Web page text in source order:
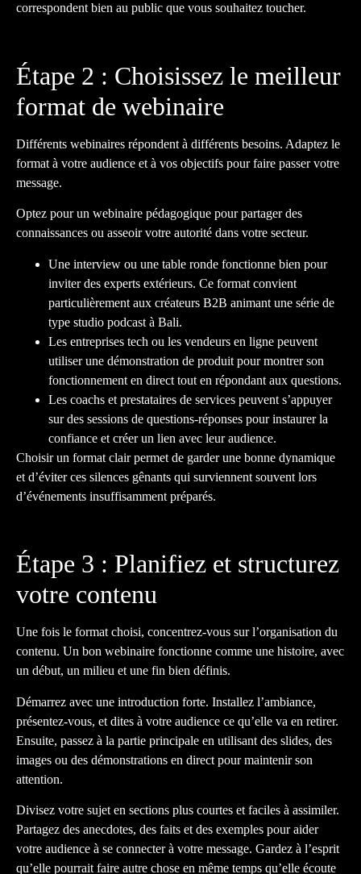
correspondent bien au public que vous souhaitez toucher.
Étape 2 : Choisissez le meilleur
format de webinaire
Différents webinaires répondent à différents besoins. Adaptez le
format à votre audience et à vos objectifs pour faire passer votre
message.
Optez pour un webinaire pédagogique pour partager des
connaissances ou asseoir votre autorité dans votre secteur.
Une interview ou une table ronde fonctionne bien pour
inviter des experts extérieurs. Ce format convient
particulièrement aux créateurs B2B animant une série de
type studio podcast à Bali.
Les entreprises tech ou les vendeurs en ligne peuvent
utiliser une démonstration de produit pour montrer son
fonctionnement en direct tout en répondant aux questions.
Les coachs et prestataires de services peuvent s’appuyer
sur des sessions de questions-réponses pour instaurer la
confiance et créer un lien avec leur audience.
Choisir un format clair permet de garder une bonne dynamique
et d’éviter ces silences gênants qui surviennent souvent lors
d’événements insuffisamment préparés.
Étape 3 : Planifiez et structurez
votre contenu
Une fois le format choisi, concentrez-vous sur l’organisation du
contenu. Un bon webinaire fonctionne comme une histoire, avec
un début, un milieu et une fin bien définis.
Démarrez avec une introduction forte. Installez l’ambiance,
présentez-vous, et dites à votre audience ce qu’elle va en retirer.
Ensuite, passez à la partie principale en utilisant des slides, des
images ou des démonstrations en direct pour maintenir son
attention.
Divisez votre sujet en sections plus courtes et faciles à assimiler.
Partagez des anecdotes, des faits et des exemples pour aider
votre audience à se connecter à votre message. Gardez à l’esprit
qu’elle pourrait faire autre chose en même temps qu’elle écoute